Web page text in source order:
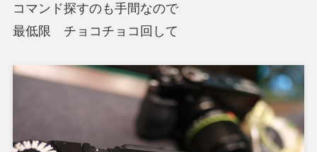
コマンド探すのも手間なので
最低限 チョコチョコ回して